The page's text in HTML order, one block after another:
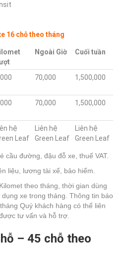
16 chỗ theo tháng
Ngoài Giờ Cuối tuần
70,000 1,500,000
70,000 1,500,000
hệ
Leaf
Liên hệ
Green Leaf
Liên hệ
Green Leaf
cầu đường, đậu đỗ xe, thuế VAT.
liệu, lương tài xế, bảo hiểm.
theo tháng, thời gian dùng
xe trong tháng. Thông tin báo
Quý khách hàng có thể liên
tư vấn và hỗ trợ.
– 45 chỗ theo